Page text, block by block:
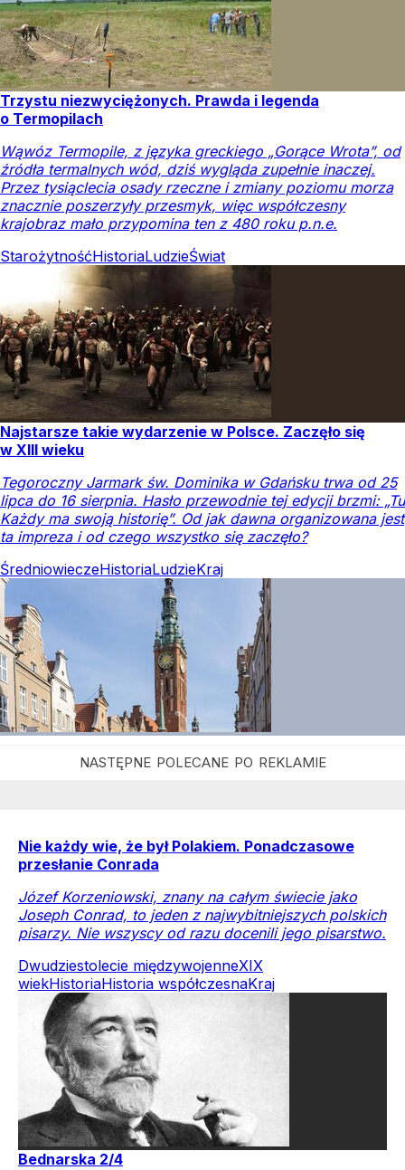
Trzystu niezwyciężonych. Prawda i legenda
o Termopilach
Wąwóz Termopile, z języka greckiego „Gorące Wrota”, od
źródła termalnych wód, dziś wygląda zupełnie inaczej.
Przez tysiąclecia osady rzeczne i zmiany poziomu morza
znacznie poszerzyły przesmyk, więc współczesny
krajobraz mało przypomina ten z 480 roku p.n.e.
StarożytnośćHistoriaLudzieŚwiat
Najstarsze takie wydarzenie w Polsce. Zaczęło się
w XIII wieku
Tegoroczny Jarmark św. Dominika w Gdańsku trwa od 25
lipca do 16 sierpnia. Hasło przewodnie tej edycji brzmi: „Tu
Każdy ma swoją historię”. Od jak dawna organizowana jest
ta impreza i od czego wszystko się zaczęło?
ŚredniowieczeHistoriaLudzieKraj
Nie każdy wie, że był Polakiem. Ponadczasowe
przesłanie Conrada
Józef Korzeniowski, znany na całym świecie jako
Joseph Conrad, to jeden z najwybitniejszych polskich
pisarzy. Nie wszyscy od razu docenili jego pisarstwo.
Dwudziestolecie międzywojenneXIX
wiekHistoriaHistoria współczesnaKraj
Bednarska 2/4